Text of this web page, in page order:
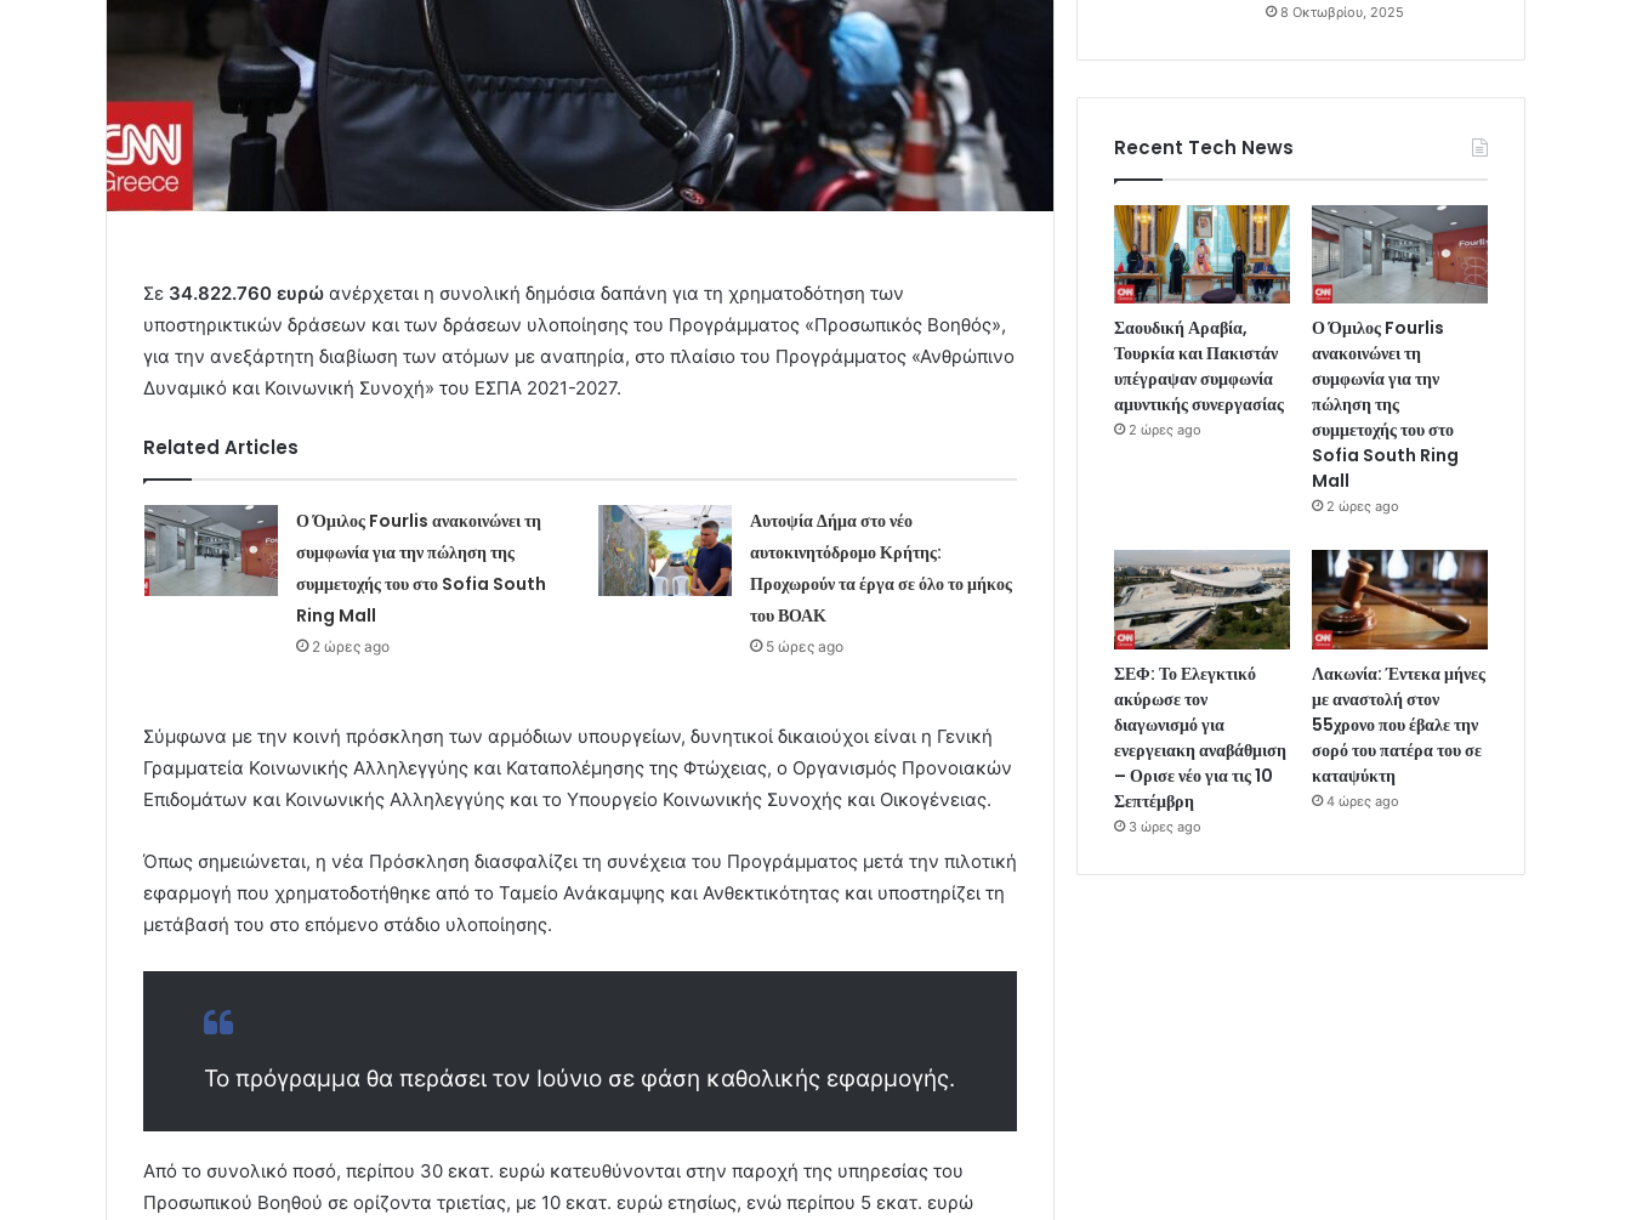
Σε 34.822.760 ευρώ ανέρχεται η συνολική δημόσια δαπάνη για τη χρηματοδότηση των
υποστηρικτικών δράσεων και των δράσεων υλοποίησης του Προγράμματος «Προσωπικός Βοηθός»,
για την ανεξάρτητη διαβίωση των ατόμων με αναπηρία, στο πλαίσιο του Προγράμματος «Ανθρώπινο
Δυναμικό και Κοινωνική Συνοχή» του ΕΣΠΑ 2021-2027.
Related Articles
Ο Όμιλος Fourlis ανακοινώνει τη
συμφωνία για την πώληση της
συμμετοχής του στο Sofia South
Ring Mall
2 ώρες ago
Αυτοψία Δήμα στο νέο
αυτοκινητόδρομο Κρήτης:
Προχωρούν τα έργα σε όλο το μήκος
του ΒΟΑΚ
5 ώρες ago
Σύμφωνα με την κοινή πρόσκληση των αρμόδιων υπουργείων, δυνητικοί δικαιούχοι είναι η Γενική
Γραμματεία Κοινωνικής Αλληλεγγύης και Καταπολέμησης της Φτώχειας, ο Οργανισμός Προνοιακών
Επιδομάτων και Κοινωνικής Αλληλεγγύης και το Υπουργείο Κοινωνικής Συνοχής και Οικογένειας.
Όπως σημειώνεται, η νέα Πρόσκληση διασφαλίζει τη συνέχεια του Προγράμματος μετά την πιλοτική
εφαρμογή που χρηματοδοτήθηκε από το Ταμείο Ανάκαμψης και Ανθεκτικότητας και υποστηρίζει τη
μετάβασή του στο επόμενο στάδιο υλοποίησης.
Το πρόγραμμα θα περάσει τον Ιούνιο σε φάση καθολικής εφαρμογής.
Από το συνολικό ποσό, περίπου 30 εκατ. ευρώ κατευθύνονται στην παροχή της υπηρεσίας του
Προσωπικού Βοηθού σε ορίζοντα τριετίας, με 10 εκατ. ευρώ ετησίως, ενώ περίπου 5 εκατ. ευρώ
8 Οκτωβρίου, 2025
Recent Tech News
Σαουδική Αραβία,
Τουρκία και Πακιστάν
υπέγραψαν συμφωνία
αμυντικής συνεργασίας
2 ώρες ago
Ο Όμιλος Fourlis
ανακοινώνει τη
συμφωνία για την
πώληση της
συμμετοχής του στο
Sofia South Ring
Mall
2 ώρες ago
ΣΕΦ: Το Ελεγκτικό
ακύρωσε τον
διαγωνισμό για
ενεργειακη αναβάθμιση
– Ορισε νέο για τις 10
Σεπτέμβρη
3 ώρες ago
Λακωνία: Έντεκα μήνες
με αναστολή στον
55χρονο που έβαλε την
σορό του πατέρα του σε
καταψύκτη
4 ώρες ago